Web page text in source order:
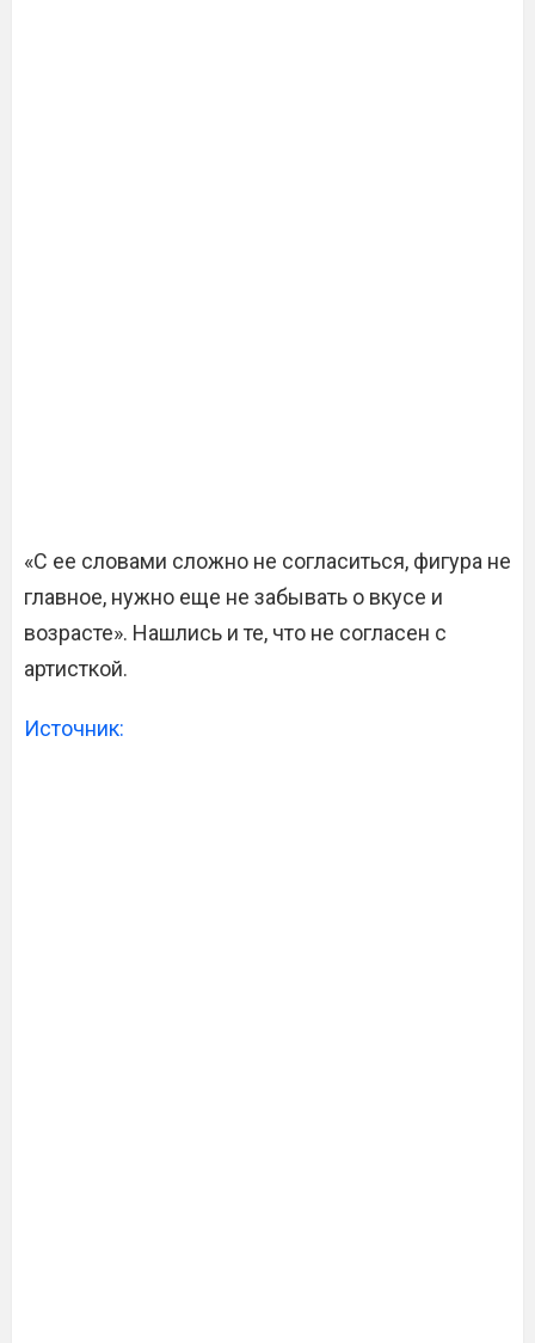
«С ее словами сложно не согласиться, фигура не
главное, нужно еще не забывать о вкусе и
возрасте». Нашлись и те, что не согласен с
артисткой.
Источник: